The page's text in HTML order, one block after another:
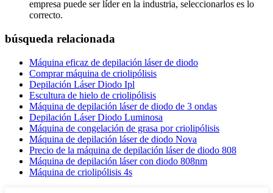
empresa puede ser líder en la industria, seleccionarlos es lo
correcto.
búsqueda relacionada
Máquina eficaz de depilación láser de diodo
Comprar máquina de criolipólisis
Depilación Láser Diodo Ipl
Escultura de hielo de criolipólisis
Máquina de depilación láser de diodo de 3 ondas
Depilación Láser Diodo Luminosa
Máquina de congelación de grasa por criolipólisis
Máquina de depilación láser de diodo Nova
Precio de la máquina de depilación láser de diodo 808
Máquina de depilación láser con diodo 808nm
Máquina de criolipólisis 4s